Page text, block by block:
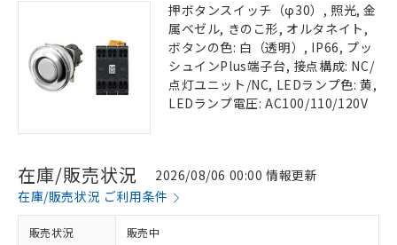
押ボタンスイッチ（φ30）, 照光, 金
属ベゼル, きのこ形, オルタネイト,
ボタンの色: 白（透明）, IP66, プッ
シュインPlus端子台, 接点構成: NC/
点灯ユニット/NC, LEDランプ色: 黄,
LEDランプ電圧: AC100/110/120V
在庫/販売状況
2026/08/06 00:00 情報更新
在庫/販売状況 ご利用条件
販売状況 販売中